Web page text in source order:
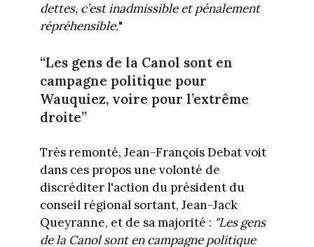
dettes, c’est inadmissible et pénalement
répréhensible."
“Les gens de la Canol sont en
campagne politique pour
Wauquiez, voire pour l’extrême
droite”
Très remonté, Jean-François Debat voit
dans ces propos une volonté de
discréditer l'action du président du
conseil régional sortant, Jean-Jack
Queyranne, et de sa majorité : "Les gens
de la Canol sont en campagne politique